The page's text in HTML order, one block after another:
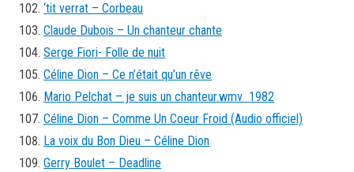
‘tit verrat – Corbeau
Claude Dubois – Un chanteur chante
Serge Fiori- Folle de nuit
Céline Dion – Ce n’était qu’un rêve
Mario Pelchat – je suis un chanteur.wmv 1982
Céline Dion – Comme Un Coeur Froid (Audio officiel)
La voix du Bon Dieu – Céline Dion
Gerry Boulet – Deadline